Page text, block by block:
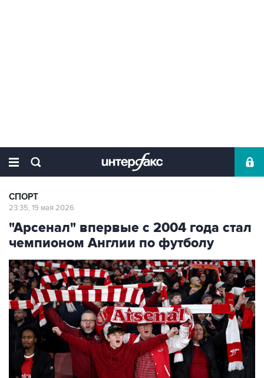
СПОРТ
23:35, 19 мая 2026
"Арсенал" впервые с 2004 года стал
чемпионом Англии по футболу